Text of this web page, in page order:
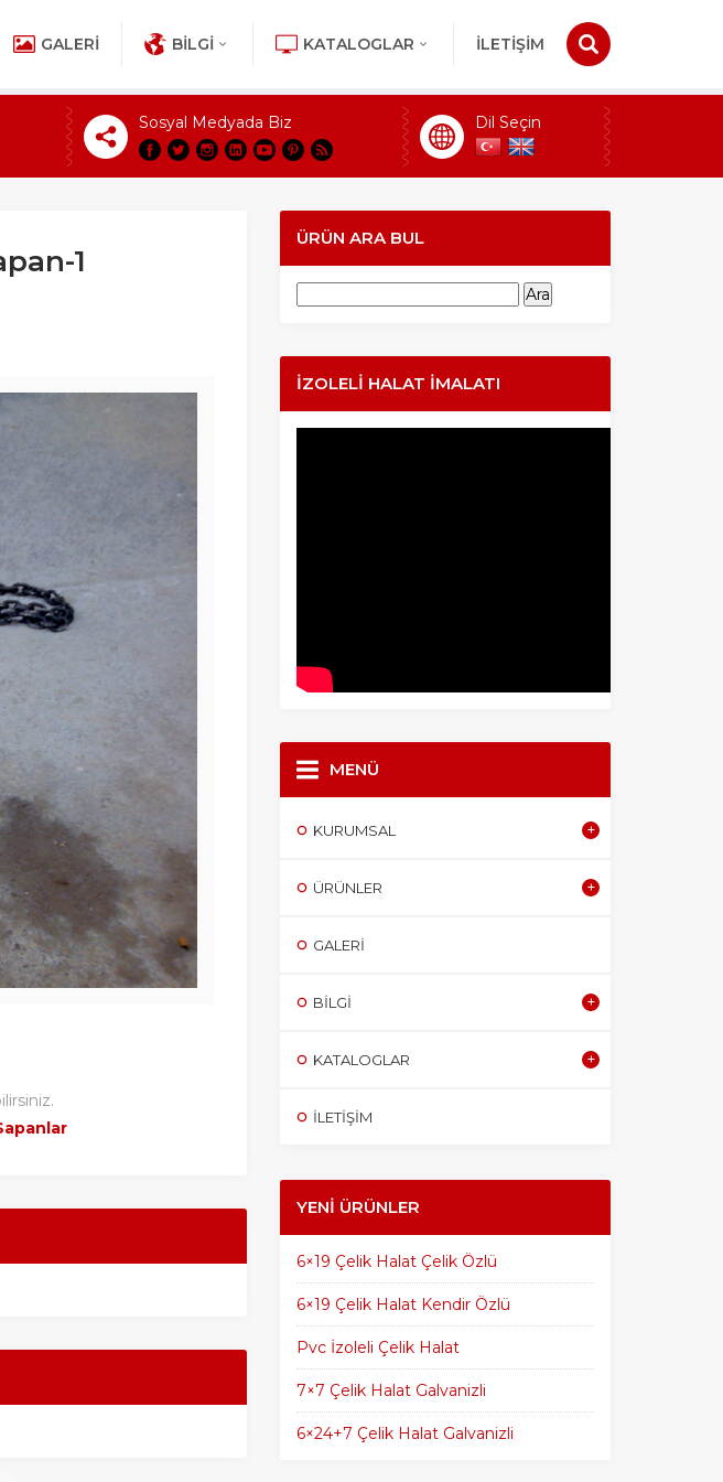
GALERI BILGI KATALOGLAR İLETİŞİM
Sosyal Medyada Biz Dil Seçin
1
ÜRÜN ARA BUL
İZOLELI HALAT İMALATI
MENÜ
KURUMSAL
ÜRÜNLER
GALERI
BILGI
KATALOGLAR
İLETİŞİM
YENI ÜRÜNLER
6×19 Çelik Halat Çelik Özlü
6×19 Çelik Halat Kendir Özlü
Pvc İzoleli Çelik Halat
7×7 Çelik Halat Galvanizli
6×24+7 Çelik Halat Galvanizli